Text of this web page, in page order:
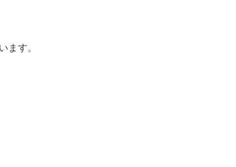
ます。